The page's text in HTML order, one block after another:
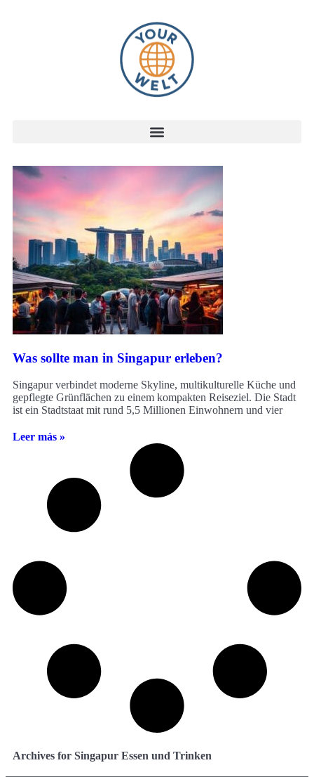
Was sollte man in Singapur erleben?
Singapur verbindet moderne Skyline, multikulturelle Küche und
gepflegte Grünflächen zu einem kompakten Reiseziel. Die Stadt
ist ein Stadtstaat mit rund 5,5 Millionen Einwohnern und vier
Leer más »
Archives for Singapur Essen und Trinken